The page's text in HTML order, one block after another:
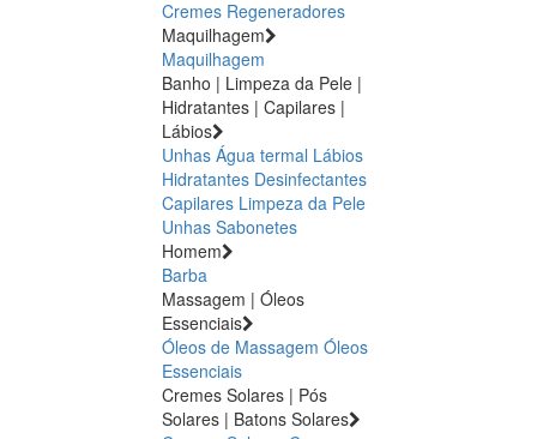
Cremes Regeneradores
Maquilhagem
Maquilhagem
Banho | Limpeza da Pele |
Hidratantes | Capilares |
Lábios
Unhas Água termal Lábios
Hidratantes Desinfectantes
Capilares Limpeza da Pele
Unhas Sabonetes
Homem
Barba
Massagem | Óleos
Essenciais
Óleos de Massagem Óleos
Essenciais
Cremes Solares | Pós
Solares | Batons Solares